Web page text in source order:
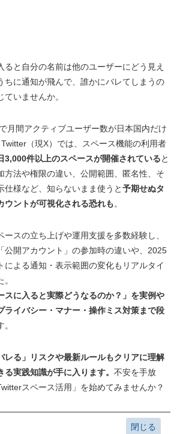
ると自分の名前は他のユーザーにどう見え
ちに通知が飛んで、誰かにバレてしまうの
いませんか。
月間アクティブユーザー数が日本国内だけ
（現X）では、スペース機能の利用者
3,000件以上のスペースが開催されていると
方法や権限の違い、公開範囲、匿名性、そ
仕様など、知らないまま使うと予期せぬタ
ウントが可視化される恐れも。
スの立ち上げや運用支援を多数経験し、
公開アカウント」の参加時の違いや、2025
による通知・表示範囲の変化もリアルタイ
スに入ると実際どうなるのか？」を実例や
ライバシー・マナー・操作ミス対策まで段
。
レる」リスクや最新ルールもクリアに理解
る実践知識が手に入ります。 不安を手放
スペース活用」を始めてみませんか？